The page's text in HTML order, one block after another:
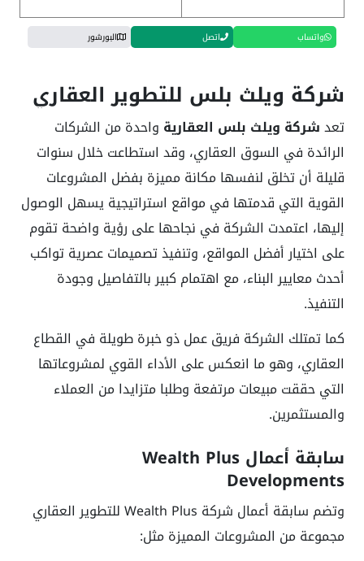
واتساب اتصل البورشور
شركة ويلث بلس للتطوير العقاري
تعدشركة ويلث بلس العقارية واحدة من الشركات
الرائدة في السوق العقاري، وقد استطاعت خلال سنوات
قليلة أن تخلق لنفسها مكانة مميزة بفضل المشروعات
القوية التي قدمتها في مواقع استراتيجية يسهل الوصول
إليها، اعتمدت الشركة في نجاحها على رؤية واضحة تقوم
على اختيار أفضل المواقع، وتنفيذ تصميمات عصرية تواكب
أحدث معايير البناء، مع اهتمام كبير بالتفاصيل وجودة
التنفيذ.
كما تمتلك الشركة فريق عمل ذو خبرة طويلة في القطاع
العقاري، وهو ما انعكس على الأداء القوي لمشروعاتها
التي حققت مبيعات مرتفعة وطلبا متزايدا من العملاء
والمستثمرين.
سابقة أعمال Wealth Plus
Developments
وتضم سابقة أعمال شركة Wealth Plus للتطوير العقاري
مجموعة من المشروعات المميزة مثل: